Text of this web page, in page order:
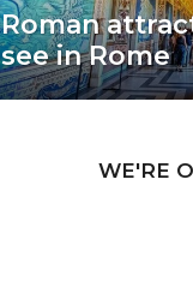
Roman
see in Rome
WE'RE